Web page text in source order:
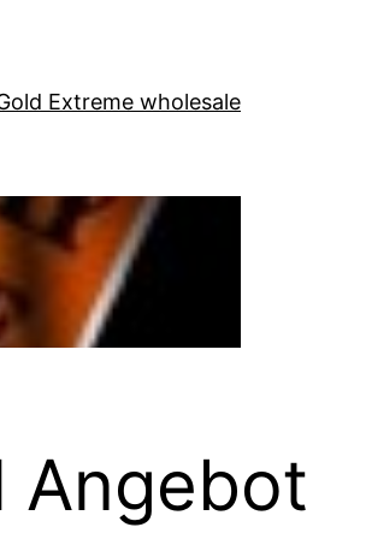
Extreme wholesale
Angebot